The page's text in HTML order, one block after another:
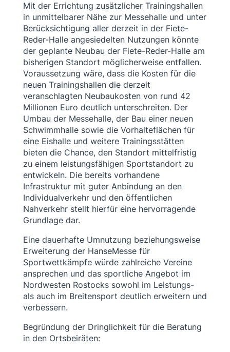
Mit der Errichtung zusätzlicher Trainingshallen
in unmittelbarer Nähe zur Messehalle und unter
Berücksichtigung aller derzeit in der Fiete-
Reder-Halle angesiedelten Nutzungen könnte
der geplante Neubau der Fiete-Reder-Halle am
bisherigen Standort möglicherweise entfallen.
Voraussetzung wäre, dass die Kosten für die
neuen Trainingshallen die derzeit
veranschlagten Neubaukosten von rund 42
Millionen Euro deutlich unterschreiten. Der
Umbau der Messehalle, der Bau einer neuen
Schwimmhalle sowie die Vorhalteflächen für
eine Eishalle und weitere Trainingsstätten
bieten die Chance, den Standort mittelfristig
zu einem leistungsfähigen Sportstandort zu
entwickeln. Die bereits vorhandene
Infrastruktur mit guter Anbindung an den
Individualverkehr und den öffentlichen
Nahverkehr stellt hierfür eine hervorragende
Grundlage dar.
Eine dauerhafte Umnutzung beziehungsweise
Erweiterung der HanseMesse für
Sportwettkämpfe würde zahlreiche Vereine
ansprechen und das sportliche Angebot im
Nordwesten Rostocks sowohl im Leistungs-
als auch im Breitensport deutlich erweitern und
verbessern.
Begründung der Dringlichkeit für die Beratung
in den Ortsbeiräten: